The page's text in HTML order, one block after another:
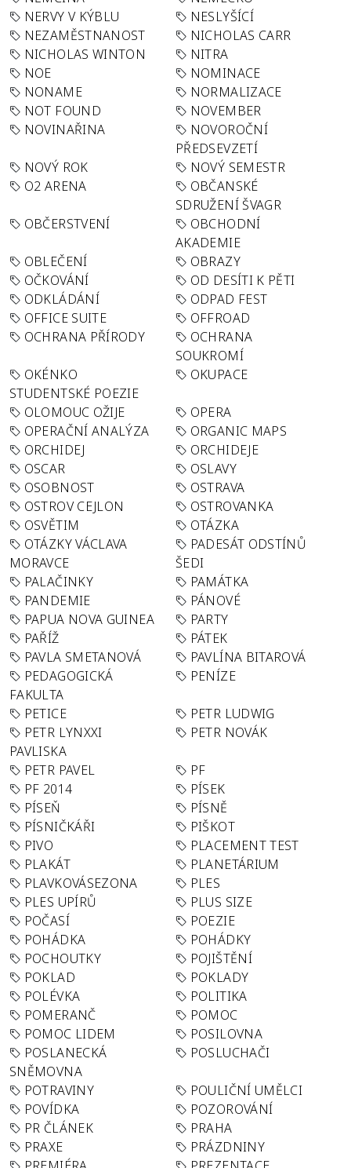
NERVY V KÝBLU
NESLYŠÍCÍ
NEZAMĚSTNANOST
NICHOLAS CARR
NICHOLAS WINTON
NITRA
NOE
NOMINACE
NONAME
NORMALIZACE
NOT FOUND
NOVEMBER
NOVINAŘINA
NOVOROČNÍ
PŘEDSEVZETÍ
NOVÝ ROK
NOVÝ SEMESTR
O2 ARENA
OBČANSKÉ
SDRUŽENÍ ŠVAGR
OBČERSTVENÍ
OBCHODNÍ
AKADEMIE
OBLEČENÍ
OBRAZY
OČKOVÁNÍ
OD DESÍTI K PĚTI
ODKLÁDÁNÍ
ODPAD FEST
OFFICE SUITE
OFFROAD
OCHRANA PŘÍRODY
OCHRANA
SOUKROMÍ
OKÉNKO
STUDENTSKÉ POEZIE
OKUPACE
OLOMOUC OŽIJE
OPERA
OPERAČNÍ ANALÝZA
ORGANIC MAPS
ORCHIDEJ
ORCHIDEJE
OSCAR
OSLAVY
OSOBNOST
OSTRAVA
OSTROV CEJLON
OSTROVANKA
OSVĚTIM
OTÁZKA
OTÁZKY VÁCLAVA
MORAVCE
PADESÁT ODSTÍNŮ
ŠEDI
PALAČINKY
PAMÁTKA
PANDEMIE
PÁNOVÉ
PAPUA NOVA GUINEA
PARTY
PAŘÍŽ
PÁTEK
PAVLA SMETANOVÁ
PAVLÍNA BITAROVÁ
PEDAGOGICKÁ
FAKULTA
PENÍZE
PETICE
PETR LUDWIG
PETR LYNXXI
PAVLISKA
PETR NOVÁK
PETR PAVEL
PF
PF 2014
PÍSEK
PÍSEŇ
PÍSNĚ
PÍSNIČKÁŘI
PIŠKOT
PIVO
PLACEMENT TEST
PLAKÁT
PLANETÁRIUM
PLAVKOVÁSEZONA
PLES
PLES UPÍRŮ
PLUS SIZE
POČASÍ
POEZIE
POHÁDKA
POHÁDKY
POCHOUTKY
POJIŠTĚNÍ
POKLAD
POKLADY
POLÉVKA
POLITIKA
POMERANČ
POMOC
POMOC LIDEM
POSILOVNA
POSLANECKÁ
SNĚMOVNA
POSLUCHAČI
POTRAVINY
POULIČNÍ UMĚLCI
POVÍDKA
POZOROVÁNÍ
PR ČLÁNEK
PRAHA
PRAXE
PRÁZDNINY